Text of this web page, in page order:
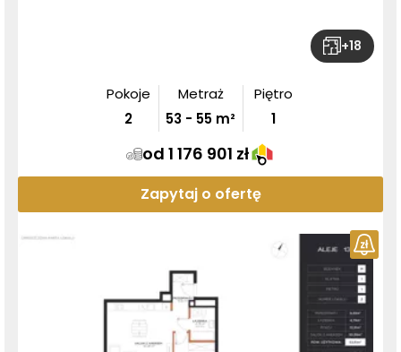
+18
Pokoje
2
Metraż
53 - 55 m²
Piętro
1
od 1 176 901 zł
Zapytaj o ofertę